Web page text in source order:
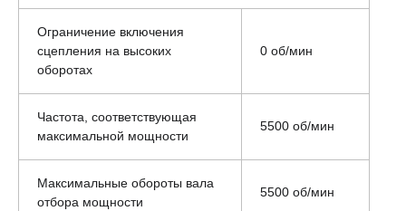
Ограничение включения
сцепления на высоких
оборотах
0 об/мин
Частота, соответствующая
максимальной мощности
5500 об/мин
Максимальные обороты вала
отбора мощности
5500 об/мин